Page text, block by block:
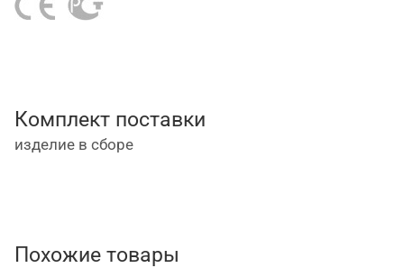
Комплект поставки
изделие в сборе
Похожие товары